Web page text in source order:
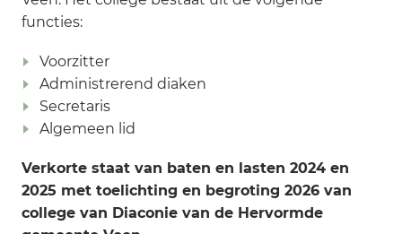
functies:
Voorzitter
Administrerend diaken
Secretaris
Algemeen lid
Verkorte staat van baten en lasten 2024 en
2025 met toelichting en begroting 2026 van
college van Diaconie van de Hervormde